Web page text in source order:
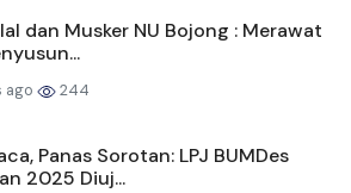
dan Musker NU Bojong : Merawat
ago 244
Panas Sorotan: LPJ BUMDes
2025 Diuj...